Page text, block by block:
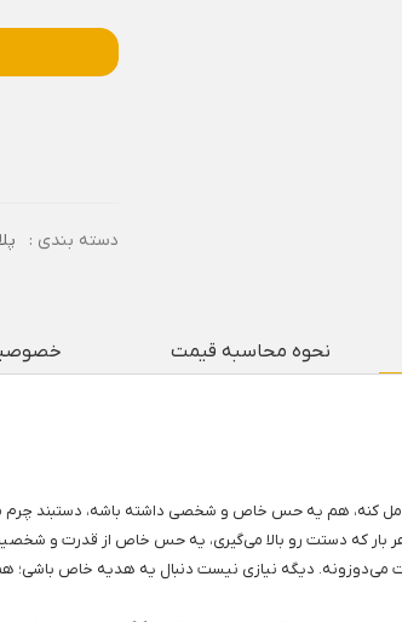
دسته بندی :
نحوه محاسبه قیمت
بار که دستت رو بالا می‌گیری، یه حس خاص از قدرت و
دیگه نیازی نیست دنبال یه هدیه خاص باشی؛